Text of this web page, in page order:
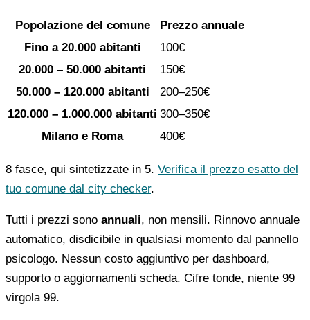
Popolazione del comune
Prezzo annuale
Fino a 20.000 abitanti
100€
20.000 – 50.000 abitanti
150€
50.000 – 120.000 abitanti
200–250€
120.000 – 1.000.000 abitanti 300–350€
Milano e Roma
400€
8 fasce, qui sintetizzate in 5. Verifica il prezzo esatto del
tuo comune dal city checker.
Tutti i prezzi sono annuali, non mensili. Rinnovo annuale
automatico, disdicibile in qualsiasi momento dal pannello
psicologo. Nessun costo aggiuntivo per dashboard,
supporto o aggiornamenti scheda. Cifre tonde, niente 99
virgola 99.